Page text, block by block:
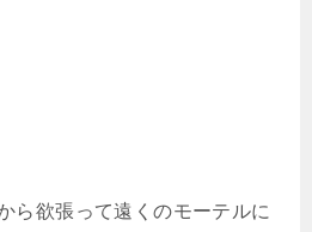
ら欲張って遠くのモーテルに